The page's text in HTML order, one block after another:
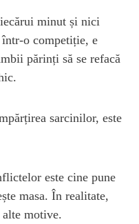
minut și nici
o competiție, e
părinți să se refacă
sarcinilor, este
este cine pune
masa. În realitate,
alte motive.